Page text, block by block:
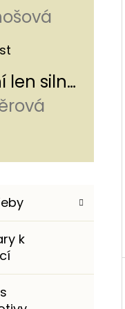
je 5 z 5
100% přírodní len silný - s pruhem 320g/m
je 5 z 5
k
KVÍTÍM A